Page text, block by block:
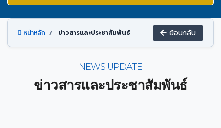
หน้าหลัก ข่าวสารและประชาสัมพันธ์ ย้อนกลับ
NEWS UPDATE
ข่าวสารและประชาสัมพันธ์